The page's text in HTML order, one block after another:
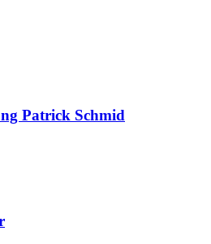
Patrick Schmid